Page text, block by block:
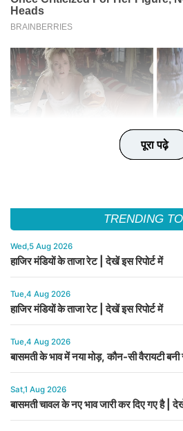
पूरा पढ़े
पूरा पढ़े
पूरा पढ़े
पूरा पढ़े
पूरा पढ़े
TRENDING
Wed,5 Aug 2026
हाजिर मंडियों के ताजा रेट | देखें इस रिपोर्ट में
Tue,4 Aug 2026
हाजिर मंडियों के ताजा रेट | देखें इस रिपोर्ट में
Tue,4 Aug 2026
बासमती के भाव में नया मोड़, कौन-सी वैरायटी
Sat,1 Aug 2026
बासमती चावल के नए भाव जारी कर दिए गए है |